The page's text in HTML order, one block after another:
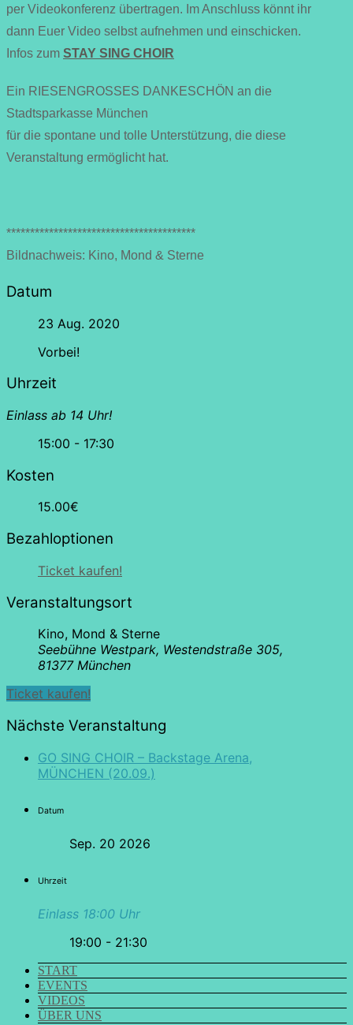
per Videokonferenz übertragen. Im Anschluss könnt ihr
dann Euer Video selbst aufnehmen und einschicken.
Infos zum STAY SING CHOIR
Ein RIESENGROSSES DANKESCHÖN an die
Stadtsparkasse München
für die spontane und tolle Unterstützung, die diese
Veranstaltung ermöglicht hat.
****************************************
Bildnachweis: Kino, Mond & Sterne
Datum
23 Aug. 2020
Vorbei!
Uhrzeit
Einlass ab 14 Uhr!
15:00 - 17:30
Kosten
15.00€
Bezahloptionen
Ticket kaufen!
Veranstaltungsort
Kino, Mond & Sterne
Seebühne Westpark, Westendstraße 305,
81377 München
Ticket kaufen!
Nächste Veranstaltung
GO SING CHOIR – Backstage Arena,
MÜNCHEN (20.09.)
Datum
Sep. 20 2026
Uhrzeit
Einlass 18:00 Uhr
19:00 - 21:30
START
EVENTS
VIDEOS
ÜBER UNS